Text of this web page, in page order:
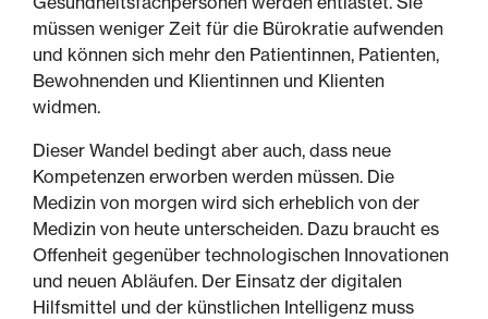
müssen weniger Zeit für die Bürokratie aufwenden
und können sich mehr den Patientinnen, Patienten,
Bewohnenden und Klientinnen und Klienten
widmen.
Dieser Wandel bedingt aber auch, dass neue
Kompetenzen erworben werden müssen. Die
Medizin von morgen wird sich erheblich von der
Medizin von heute unterscheiden. Dazu braucht es
Offenheit gegenüber technologischen Innovationen
und neuen Abläufen. Der Einsatz der digitalen
Hilfsmittel und der künstlichen Intelligenz muss